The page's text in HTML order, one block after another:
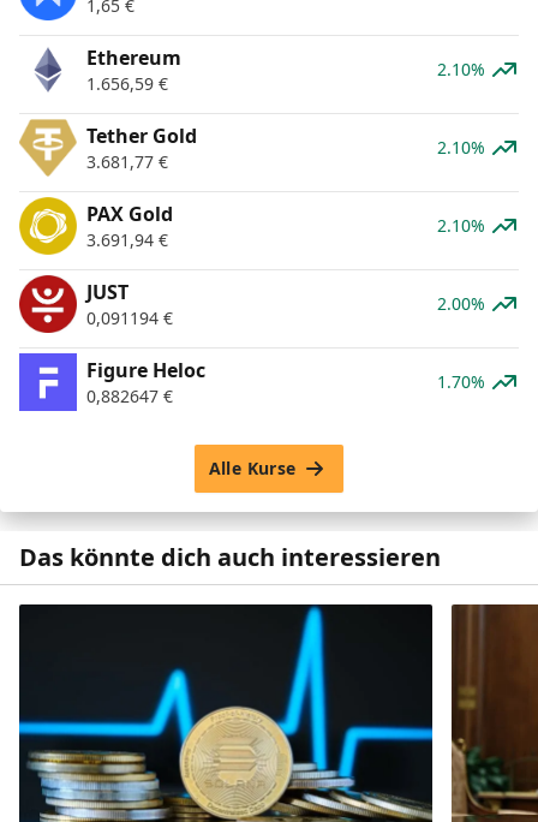
1,65 €
Ethereum
1.656,59 €
2.10%
Tether Gold
3.681,77 €
2.10%
PAX Gold
3.691,94 €
2.10%
JUST
0,091194 €
2.00%
Figure Heloc
0,882647 €
1.70%
Alle Kurse
Das könnte dich auch interessieren